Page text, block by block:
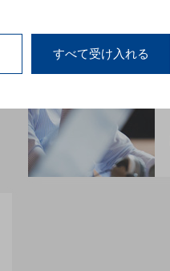
すべて受け入れる